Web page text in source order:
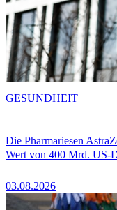
Die Pharmariesen
Wert von 400 Mrd. US-
03.08.2026
GESUNDHEIT